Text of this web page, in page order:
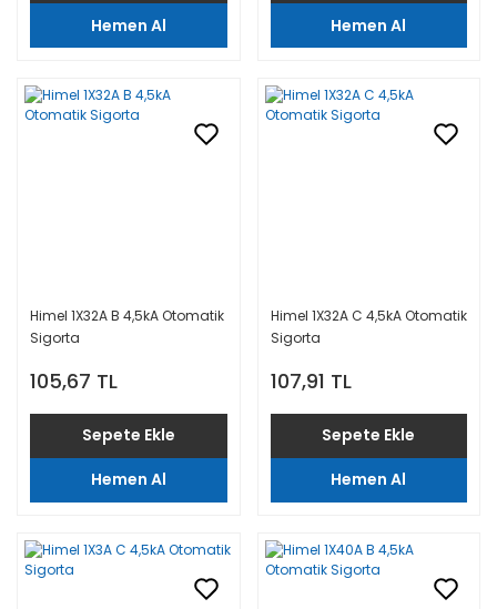
Hemen Al
Hemen Al
Himel 1X32A B 4,5kA Otomatik
Sigorta
105,67 TL
Sepete Ekle
Hemen Al
Himel 1X32A C 4,5kA Otomatik
Sigorta
107,91 TL
Sepete Ekle
Hemen Al